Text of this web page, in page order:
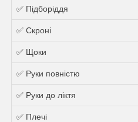
✅ Підборіддя
✅ Скроні
✅ Щоки
✅ Руки повністю
✅ Руки до ліктя
✅ Плечі